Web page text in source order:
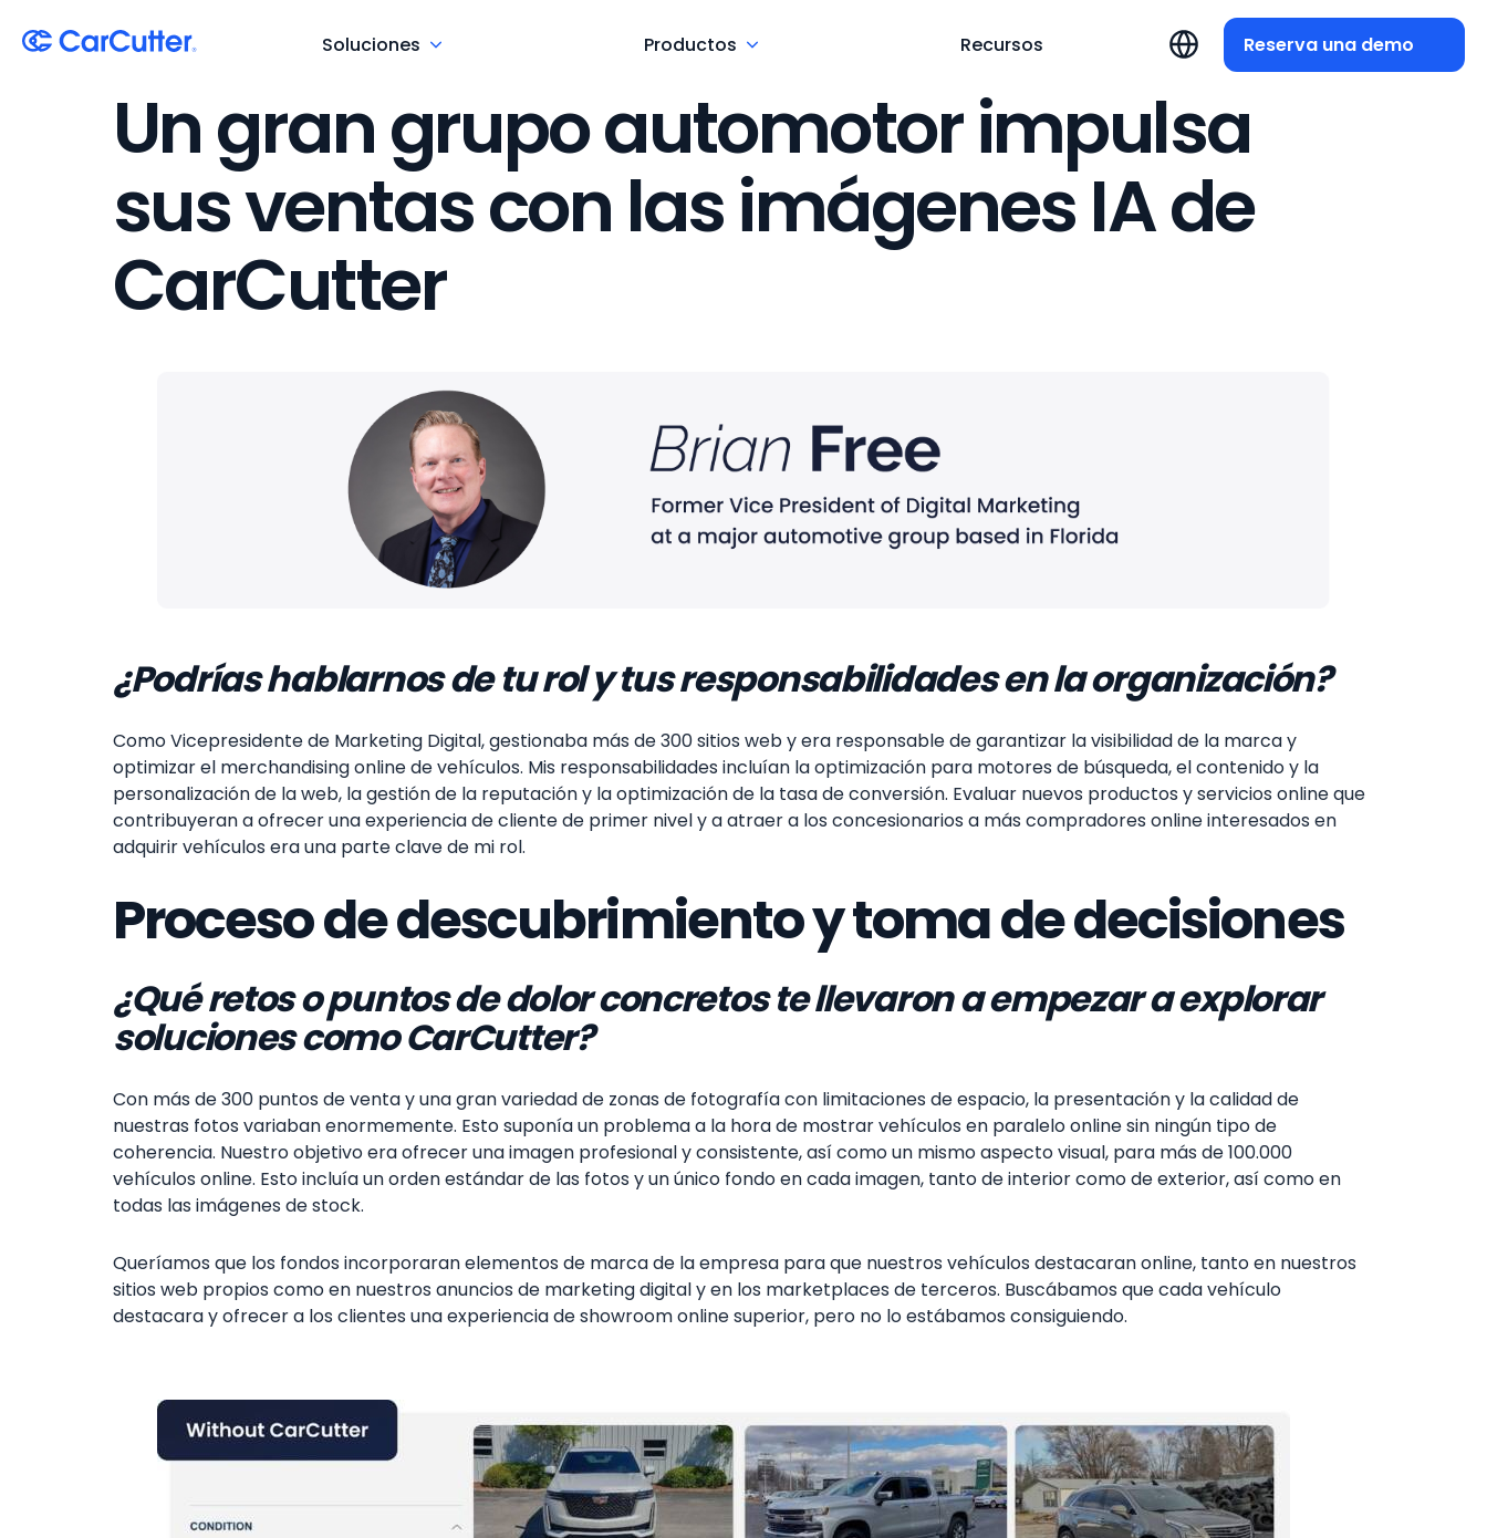
Soluciones Productos Recursos Reserva una demo
Un gran grupo automotor impulsa
sus ventas con las imágenes IA de
CarCutter
¿Podrías hablarnos de tu rol y tus responsabilidades en la organización?
Como Vicepresidente de Marketing Digital, gestionaba más de 300 sitios web y era responsable de garantizar la visibilidad de la marca y
optimizar el merchandising online de vehículos. Mis responsabilidades incluían la optimización para motores de búsqueda, el contenido y la
personalización de la web, la gestión de la reputación y la optimización de la tasa de conversión. Evaluar nuevos productos y servicios online que
contribuyeran a ofrecer una experiencia de cliente de primer nivel y a atraer a los concesionarios a más compradores online interesados en
adquirir vehículos era una parte clave de mi rol.
Proceso de descubrimiento y toma de decisiones
¿Qué retos o puntos de dolor concretos te llevaron a empezar a explorar
soluciones como CarCutter?
Con más de 300 puntos de venta y una gran variedad de zonas de fotografía con limitaciones de espacio, la presentación y la calidad de
nuestras fotos variaban enormemente. Esto suponía un problema a la hora de mostrar vehículos en paralelo online sin ningún tipo de
coherencia. Nuestro objetivo era ofrecer una imagen profesional y consistente, así como un mismo aspecto visual, para más de 100.000
vehículos online. Esto incluía un orden estándar de las fotos y un único fondo en cada imagen, tanto de interior como de exterior, así como en
todas las imágenes de stock.
Queríamos que los fondos incorporaran elementos de marca de la empresa para que nuestros vehículos destacaran online, tanto en nuestros
sitios web propios como en nuestros anuncios de marketing digital y en los marketplaces de terceros. Buscábamos que cada vehículo
destacara y ofrecer a los clientes una experiencia de showroom online superior, pero no lo estábamos consiguiendo.